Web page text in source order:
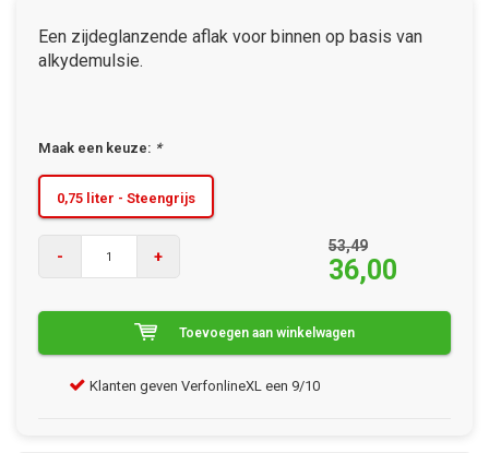
Een zijdeglanzende aflak voor binnen op basis van
alkydemulsie.
Maak een keuze: *
0,75 liter - Steengrijs
- +
53,49
36,00
Toevoegen aan winkelwagen
Klanten geven VerfonlineXL een 9/10